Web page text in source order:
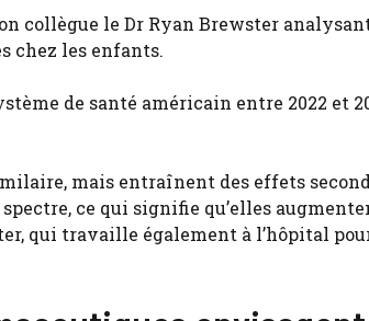
collègue le Dr Ryan Brewster
chez les enfants.
de santé américain entre 2022 et
mais entraînent des effets
ce qui signifie qu’elles
qui travaille également à l’hôpital